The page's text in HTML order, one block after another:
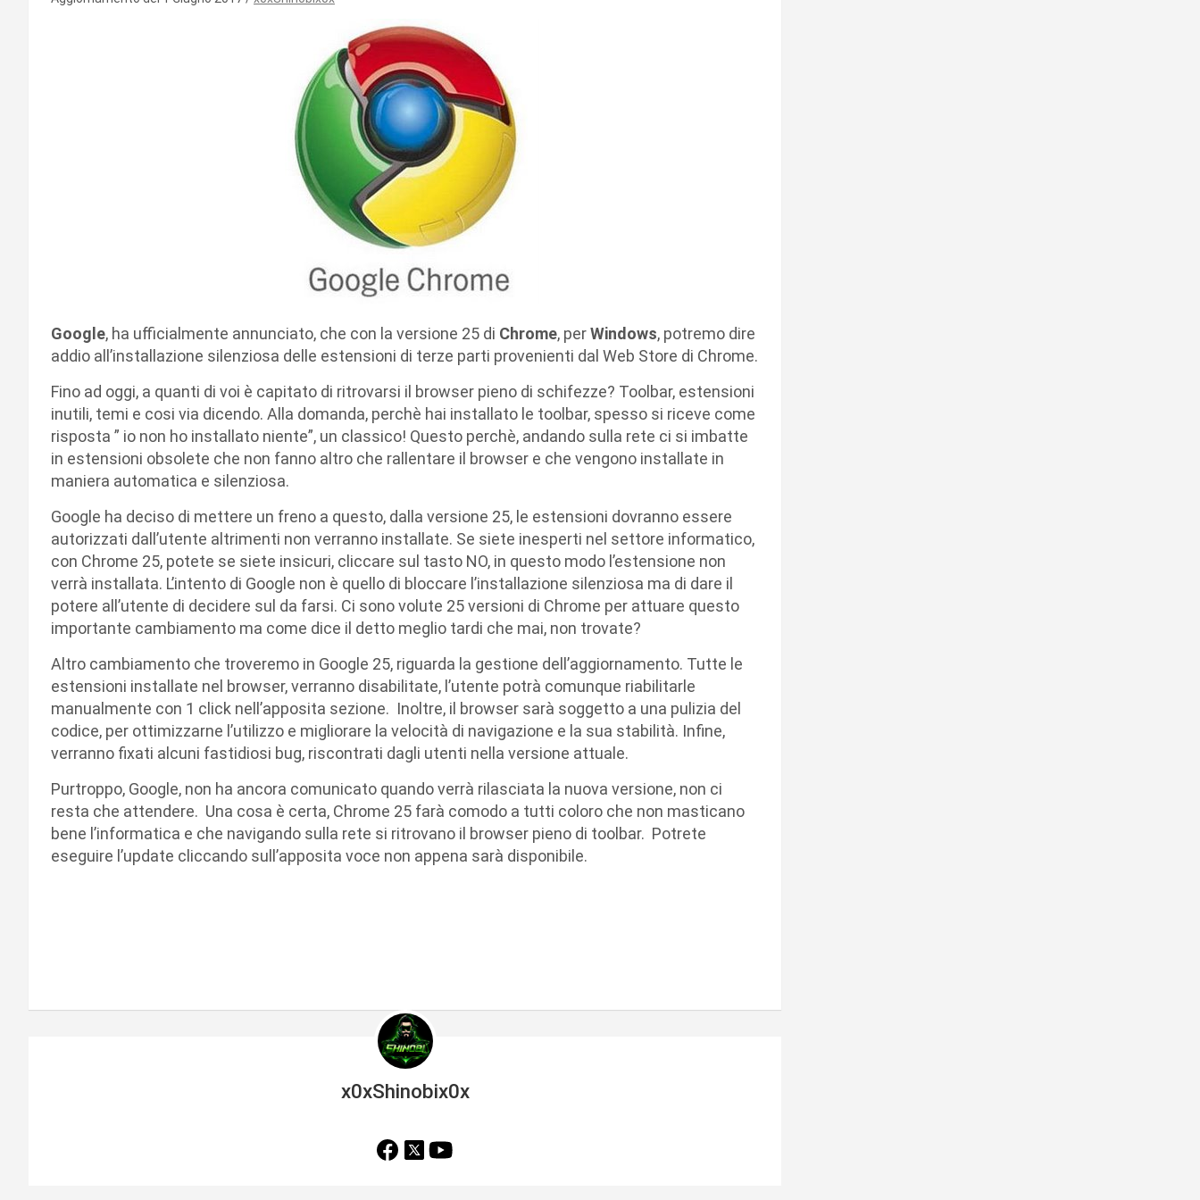
Google, ha ufficialmente annunciato, che con la versione 25 di Chrome, perWindows, potremo dire
addio all’installazione silenziosa delle estensioni di terze parti provenienti dal Web Store di Chrome.
Fino ad oggi, a quanti di voi è capitato di ritrovarsi il browser pieno di schifezze? Toolbar, estensioni
inutili, temi e cosi via dicendo. Alla domanda, perchè hai installato le toolbar, spesso si riceve come
risposta ” io non ho installato niente”, un classico! Questo perchè, andando sulla rete ci si imbatte
in estensioni obsolete che non fanno altro che rallentare il browser e che vengono installate in
maniera automatica e silenziosa.
Google ha deciso di mettere un freno a questo, dalla versione 25, le estensioni dovranno essere
autorizzati dall’utente altrimenti non verranno installate. Se siete inesperti nel settore informatico,
con Chrome 25, potete se siete insicuri, cliccare sul tasto NO, in questo modo l’estensione non
verrà installata. L’intento di Google non è quello di bloccare l’installazione silenziosa ma di dare il
potere all’utente di decidere sul da farsi. Ci sono volute 25 versioni di Chrome per attuare questo
importante cambiamento ma come dice il detto meglio tardi che mai, non trovate?
Altro cambiamento che troveremo in Google 25, riguarda la gestione dell’aggiornamento. Tutte le
estensioni installate nel browser, verranno disabilitate, l’utente potrà comunque riabilitarle
manualmente con 1 click nell’apposita sezione. Inoltre, il browser sarà soggetto a una pulizia del
codice, per ottimizzarne l’utilizzo e migliorare la velocità di navigazione e la sua stabilità. Infine,
verranno fixati alcuni fastidiosi bug, riscontrati dagli utenti nella versione attuale.
Purtroppo, Google, non ha ancora comunicato quando verrà rilasciata la nuova versione, non ci
resta che attendere. Una cosa è certa, Chrome 25 farà comodo a tutti coloro che non masticano
bene l’informatica e che navigando sulla rete si ritrovano il browser pieno di toolbar. Potrete
eseguire l’update cliccando sull’apposita voce non appena sarà disponibile.
x0xShinobix0x